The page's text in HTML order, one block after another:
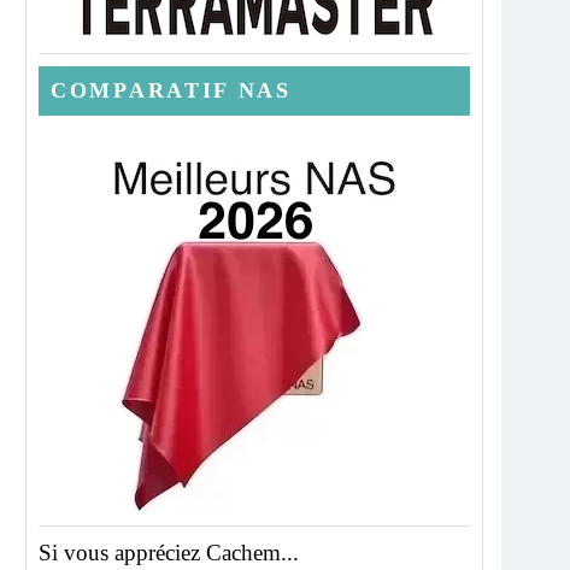
COMPARATIF NAS
Si vous appréciez Cachem...